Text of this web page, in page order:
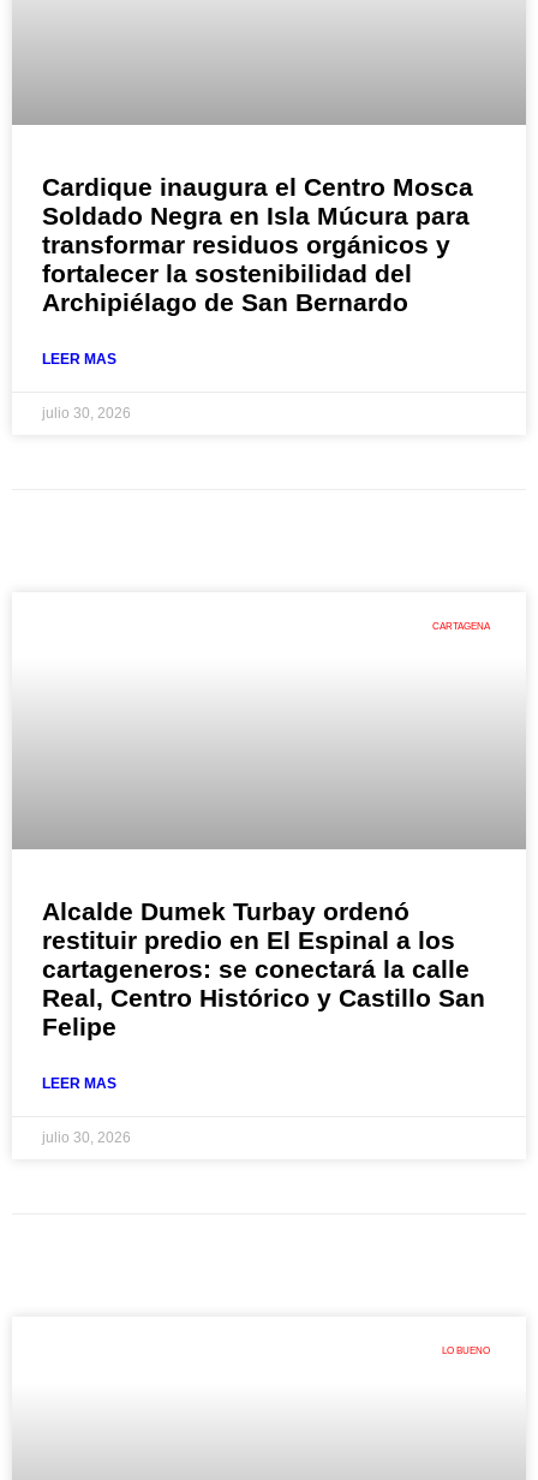
Cardique inaugura el Centro Mosca
Soldado Negra en Isla Múcura para
transformar residuos orgánicos y
fortalecer la sostenibilidad del
Archipiélago de San Bernardo
LEER MAS
julio 30, 2026
CARTAGENA
Alcalde Dumek Turbay ordenó
restituir predio en El Espinal a los
cartageneros: se conectará la calle
Real, Centro Histórico y Castillo San
Felipe
LEER MAS
julio 30, 2026
LO BUENO